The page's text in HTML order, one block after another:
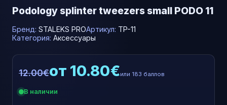
Podology splinter tweezers small PODO 11
Бренд: STALEKS PROАртикул: TP-11
Категория: Аксессуары
12.00€от 10.80€или 183 баллов
В наличии